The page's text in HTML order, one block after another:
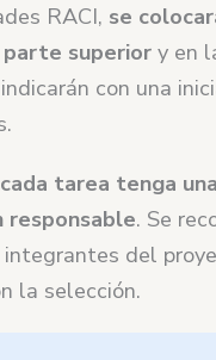
RACI, se
superior y en
con una
cada tarea tenga
responsable. Se
del
la selección.